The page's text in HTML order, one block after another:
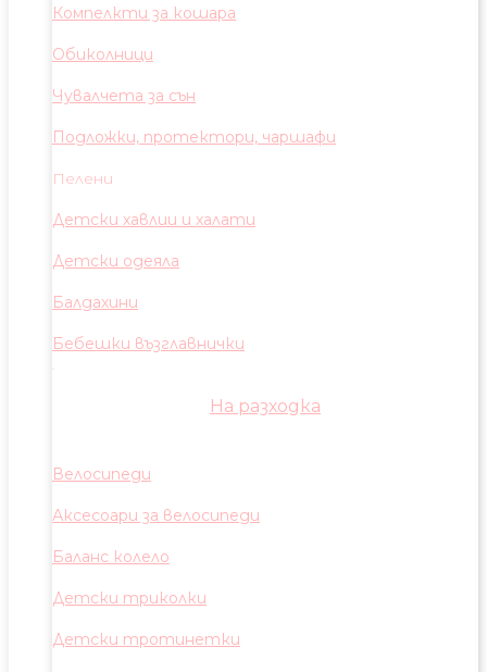
Компелкти за кошара
Обиколници
Чувалчета за сън
Подложки, протектори, чаршафи
Пелени
Детски хавлии и халати
Детски одеяла
Балдахини
Бебешки възглавнички
На разходка
Велосипеди
Аксесоари за велосипеди
Баланс колело
Детски триколки
Детски тротинетки